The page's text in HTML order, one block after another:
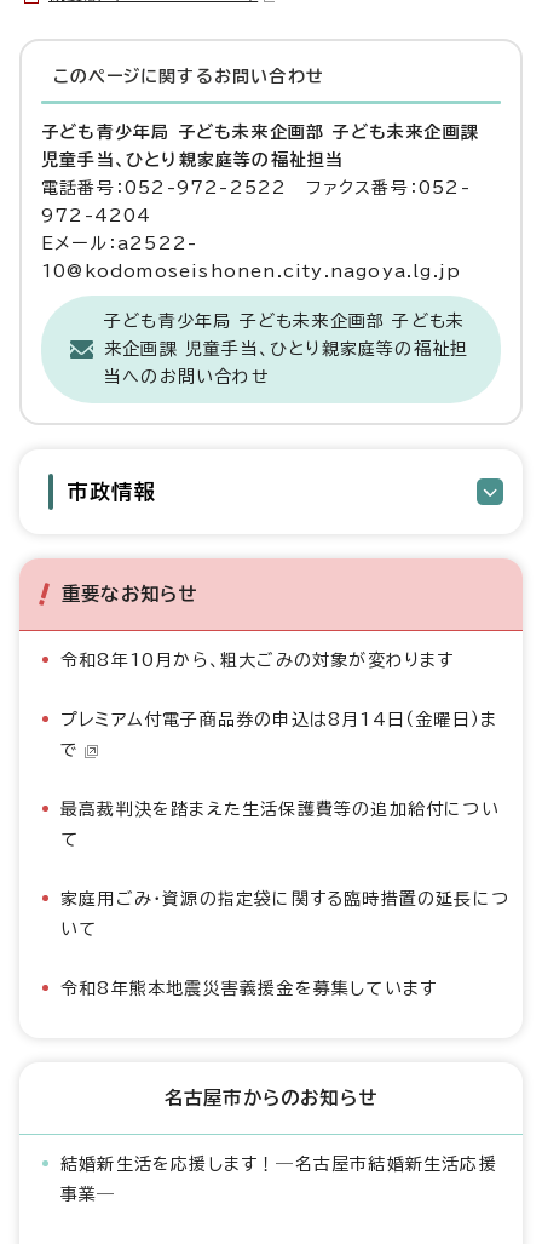
このページに関する お問い合わせ
子ども青少年局 子ども未来企画部 子ども未来企画課
児童手当、ひとり親家庭等の福祉担当
電話番号：052-972-2522 ファクス番号：052-
972-4204
Eメール：a2522-
10@kodomoseishonen.city.nagoya.lg.jp
子ども青少年局 子ども未来企画部 子ども未
来企画課 児童手当、ひとり親家庭等の福祉担
当へのお問い合わせ
市政情報
重要なお知らせ
令和8年10月から、粗大ごみの対象が変わります
プレミアム付電子商品券の申込は8月14日（金曜日）ま
で
最高裁判決を踏まえた生活保護費等の追加給付につい
て
家庭用ごみ・資源の指定袋に関する臨時措置の延長につ
いて
令和8年熊本地震災害義援金を募集しています
名古屋市からのお知らせ
結婚新生活を応援します！―名古屋市結婚新生活応援
事業―